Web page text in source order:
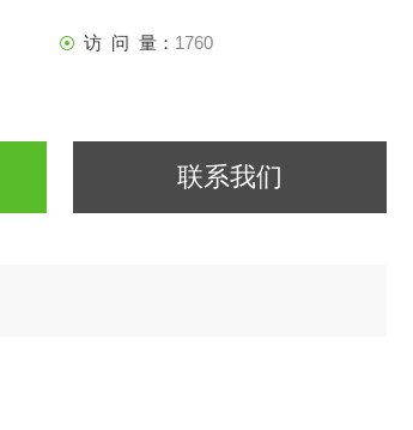
访 问 量： 1760
联系我们